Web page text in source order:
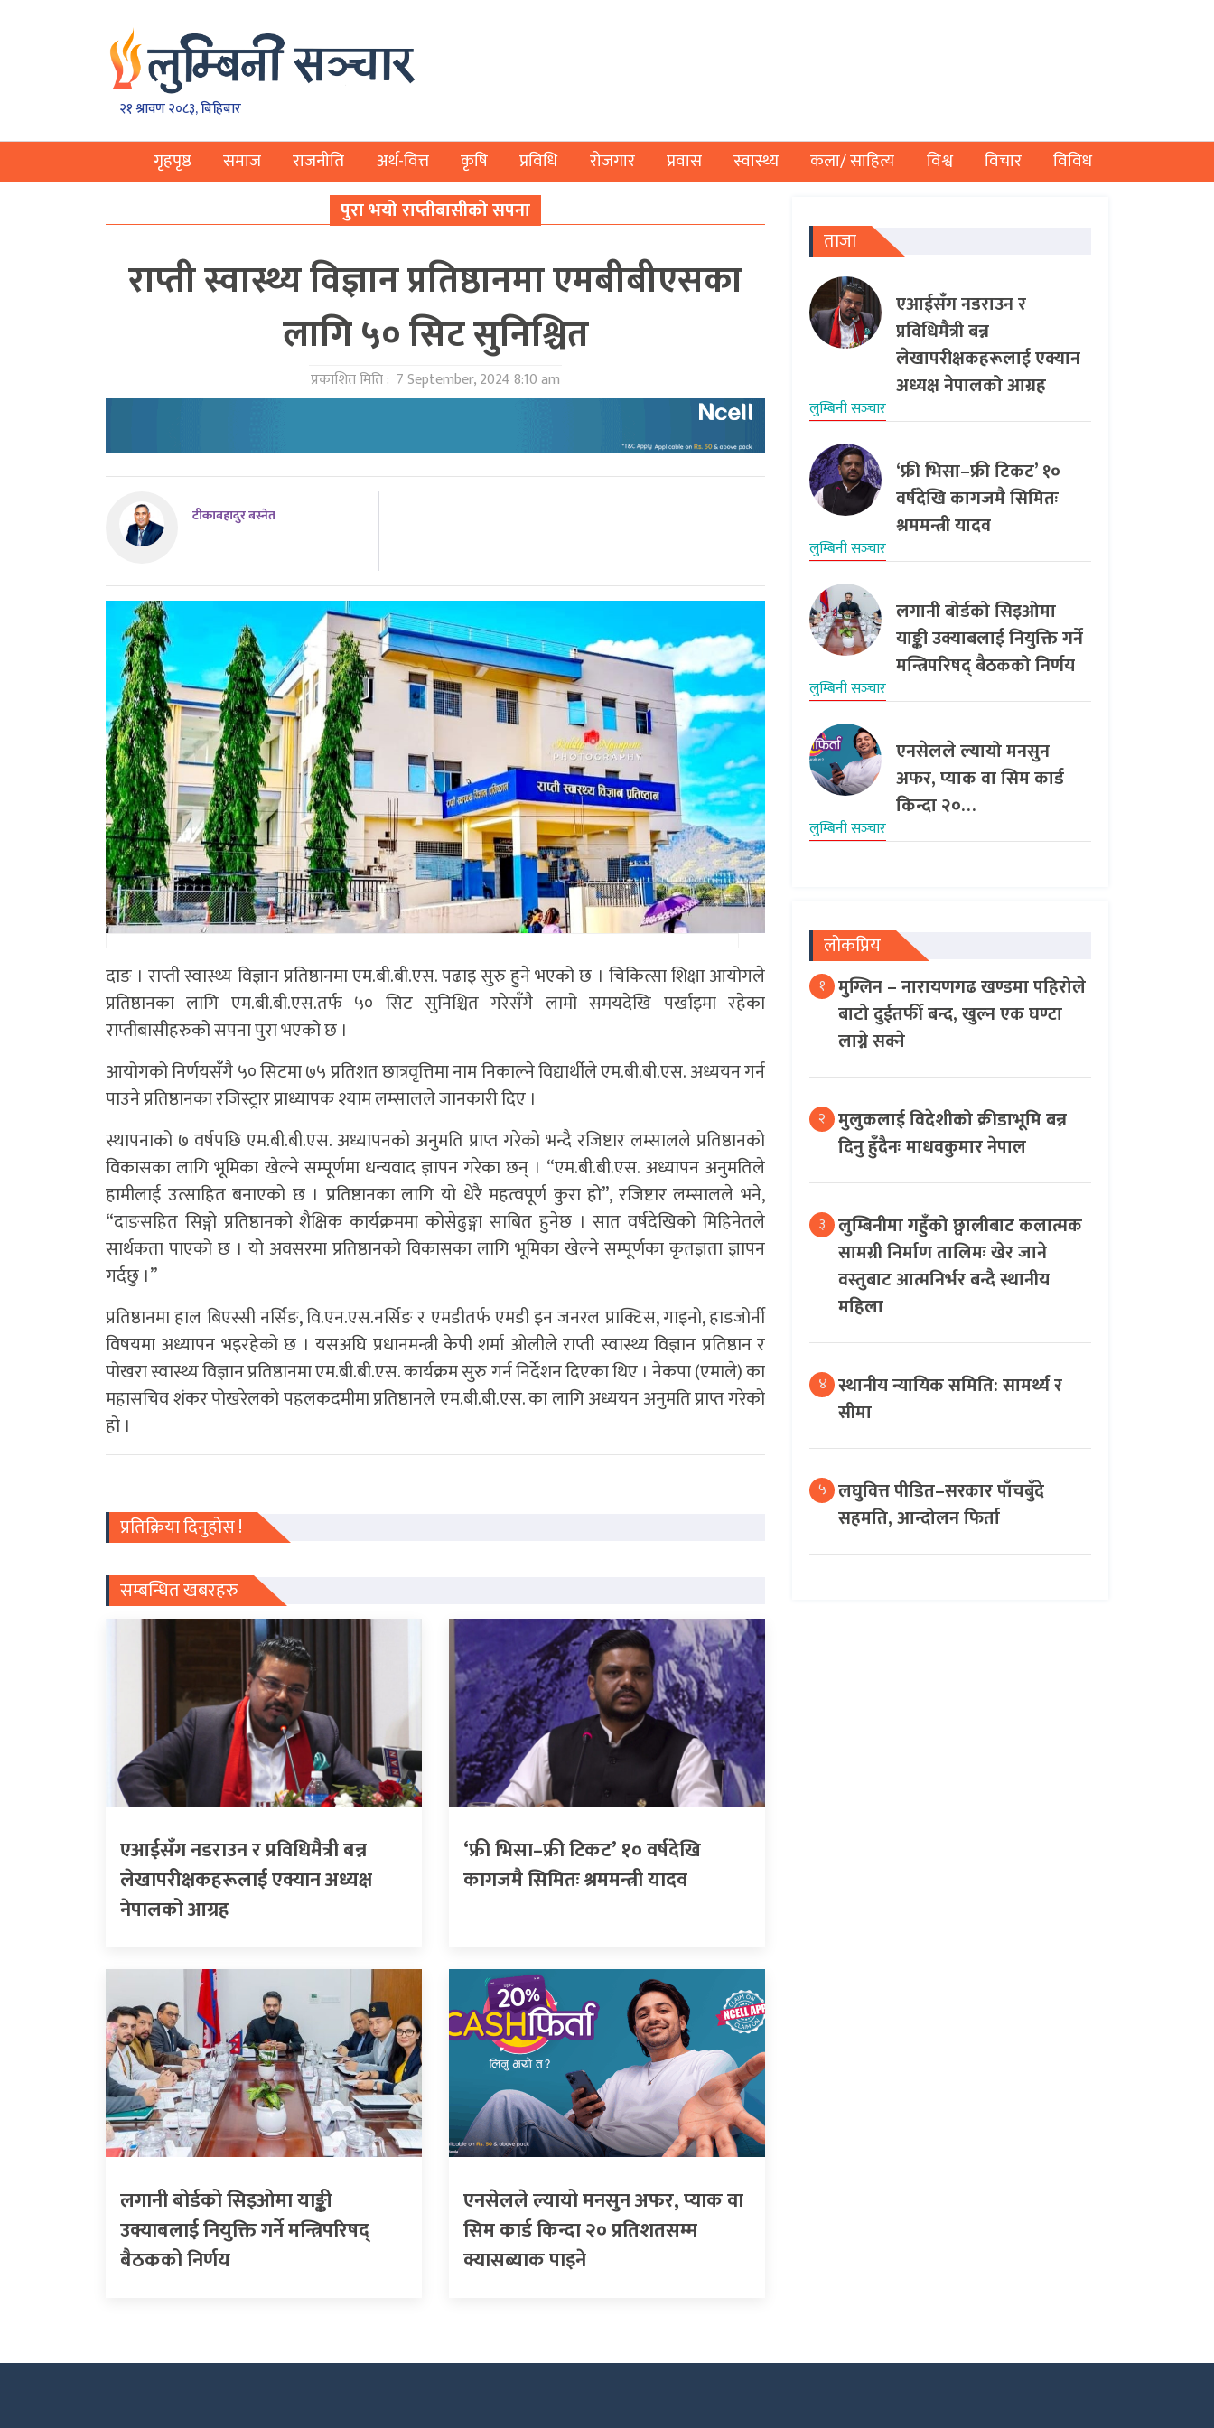
२१ श्रावण २०८३, बिहिबार
गृहपृष्ठ समाज राजनीति अर्थ-वित्त कृषि प्रविधि रोजगार प्रवास स्वास्थ्य कला/ साहित्य विश्व विचार विविध
पुरा भयो राप्तीबासीको सपना
राप्ती स्वास्थ्य विज्ञान प्रतिष्ठानमा एमबीबीएसका
लागि ५० सिट सुनिश्चित
प्रकाशित मिति : 7 September, 2024 8:10 am
टीकाबहादुर बस्नेत
दाङ । राप्ती स्वास्थ्य विज्ञान प्रतिष्ठानमा एम.बी.बी.एस. पढाइ सुरु हुने भएको छ । चिकित्सा शिक्षा आयोगले
प्रतिष्ठानका लागि एम.बी.बी.एस.तर्फ ५० सिट सुनिश्चित गरेसँगै लामो समयदेखि पर्खाइमा रहेका
राप्तीबासीहरुको सपना पुरा भएको छ ।
आयोगको निर्णयसँगै ५० सिटमा ७५ प्रतिशत छात्रवृत्तिमा नाम निकाल्ने विद्यार्थीले एम.बी.बी.एस. अध्ययन गर्न
पाउने प्रतिष्ठानका रजिस्ट्रार प्राध्यापक श्याम लम्सालले जानकारी दिए ।
स्थापनाको ७ वर्षपछि एम.बी.बी.एस. अध्यापनको अनुमति प्राप्त गरेको भन्दै रजिष्टार लम्सालले प्रतिष्ठानको
विकासका लागि भूमिका खेल्ने सम्पूर्णमा धन्यवाद ज्ञापन गरेका छन् । “एम.बी.बी.एस. अध्यापन अनुमतिले
हामीलाई उत्साहित बनाएको छ । प्रतिष्ठानका लागि यो धेरै महत्वपूर्ण कुरा हो”, रजिष्टार लम्सालले भने,
“दाङसहित सिङ्गो प्रतिष्ठानको शैक्षिक कार्यक्रममा कोसेढुङ्गा साबित हुनेछ । सात वर्षदेखिको मिहिनेतले
सार्थकता पाएको छ । यो अवसरमा प्रतिष्ठानको विकासका लागि भूमिका खेल्ने सम्पूर्णका कृतज्ञता ज्ञापन
गर्दछु ।”
प्रतिष्ठानमा हाल बिएस्सी नर्सिङ, वि.एन.एस.नर्सिङ र एमडीतर्फ एमडी इन जनरल प्राक्टिस, गाइनो, हाडजोर्नी
विषयमा अध्यापन भइरहेको छ । यसअघि प्रधानमन्त्री केपी शर्मा ओलीले राप्ती स्वास्थ्य विज्ञान प्रतिष्ठान र
पोखरा स्वास्थ्य विज्ञान प्रतिष्ठानमा एम.बी.बी.एस. कार्यक्रम सुरु गर्न निर्देशन दिएका थिए । नेकपा (एमाले) का
महासचिव शंकर पोखरेलको पहलकदमीमा प्रतिष्ठानले एम.बी.बी.एस. का लागि अध्ययन अनुमति प्राप्त गरेको
हो ।
प्रतिक्रिया दिनुहोस !
सम्बन्धित खबरहरु
एआईसँग नडराउन र प्रविधिमैत्री बन्न
लेखापरीक्षकहरूलाई एक्यान अध्यक्ष
नेपालको आग्रह
‘फ्री भिसा–फ्री टिकट’ १० वर्षदेखि
कागजमै सिमितः श्रममन्त्री यादव
लगानी बोर्डको सिइओमा याङ्की
उक्याबलाई नियुक्ति गर्ने मन्त्रिपरिषद्
बैठकको निर्णय
एनसेलले ल्यायो मनसुन अफर, प्याक वा
सिम कार्ड किन्दा २० प्रतिशतसम्म
क्यासब्याक पाइने
ताजा
एआईसँग नडराउन र
प्रविधिमैत्री बन्न
लेखापरीक्षकहरूलाई एक्यान
अध्यक्ष नेपालको आग्रह
लुम्बिनी सञ्‍चार
‘फ्री भिसा–फ्री टिकट’ १०
वर्षदेखि कागजमै सिमितः
श्रममन्त्री यादव
लुम्बिनी सञ्‍चार
लगानी बोर्डको सिइओमा
याङ्की उक्याबलाई नियुक्ति गर्ने
मन्त्रिपरिषद् बैठकको निर्णय
लुम्बिनी सञ्‍चार
एनसेलले ल्यायो मनसुन
अफर, प्याक वा सिम कार्ड
किन्दा २०…
लुम्बिनी सञ्‍चार
लोकप्रिय
१ मुग्लिन – नारायणगढ खण्डमा पहिरोले
बाटो दुईतर्फी बन्द, खुल्न एक घण्टा
लाग्ने सक्ने
२ मुलुकलाई विदेशीको क्रीडाभूमि बन्न
दिनु हुँदैनः माधवकुमार नेपाल
३ लुम्बिनीमा गहुँको छ्वालीबाट कलात्मक
सामग्री निर्माण तालिमः खेर जाने
वस्तुबाट आत्मनिर्भर बन्दै स्थानीय
महिला
४ स्थानीय न्यायिक समिति: सामर्थ्य र
सीमा
५ लघुवित्त पीडित–सरकार पाँचबुँदे
सहमति, आन्दोलन फिर्ता